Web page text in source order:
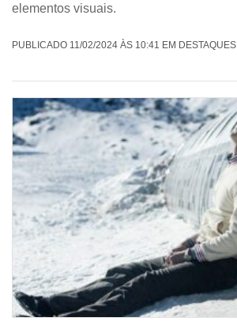
elementos visuais.
PUBLICADO 11/02/2024 ÀS 10:41 EM DESTAQUES